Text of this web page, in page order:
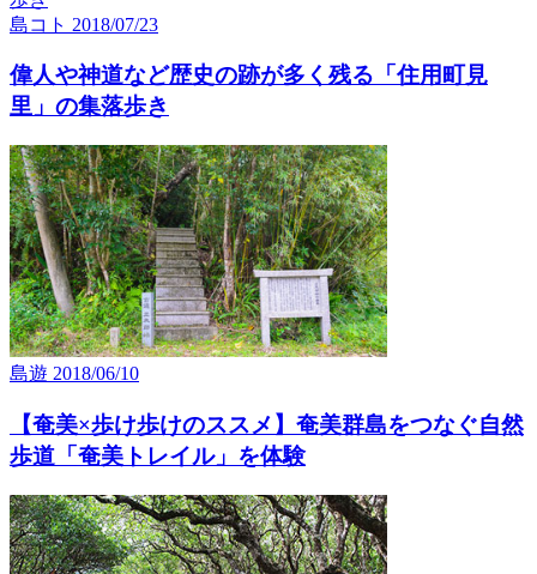
島コト 2018/07/23
偉人や神道など歴史の跡が多く残る「住用町見
里」の集落歩き
島遊 2018/06/10
【奄美×歩け歩けのススメ】奄美群島をつなぐ自然
歩道「奄美トレイル」を体験